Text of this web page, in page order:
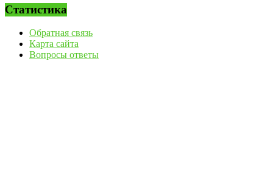
Статистика
Обратная связь
Карта сайта
Вопросы ответы